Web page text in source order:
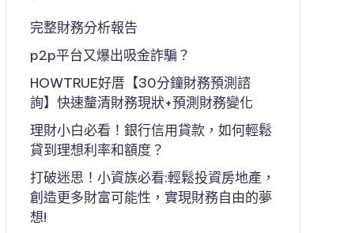
完整財務分析報告
p2p平台又爆出吸金詐騙？
HOWTRUE好厝【30分鐘財務預測諮
詢】快速釐清財務現狀+預測財務變化
理財小白必看！銀行信用貸款，如何輕鬆
貸到理想利率和額度？
打破迷思！小資族必看:輕鬆投資房地產，
創造更多財富可能性，實現財務自由的夢
想!